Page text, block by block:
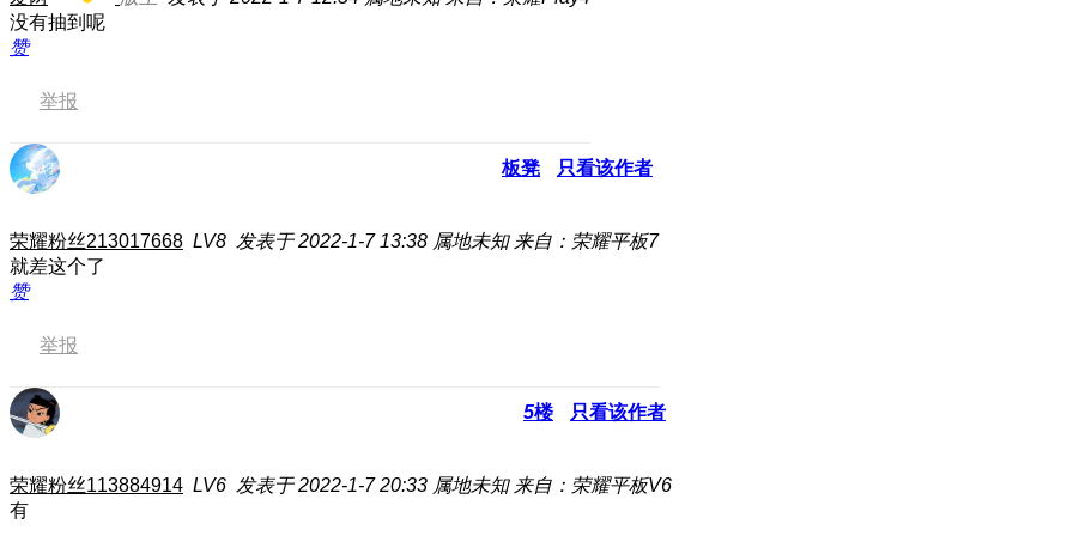
没有抽到呢
赞
举报
板凳 只看该作者
荣耀粉丝213017668 LV8 发表于 2022-1-7 13:38 属地未知 来自：荣耀平板7
就差这个了
赞
举报
5楼 只看该作者
荣耀粉丝113884914 LV6 发表于 2022-1-7 20:33 属地未知 来自：荣耀平板V6
有